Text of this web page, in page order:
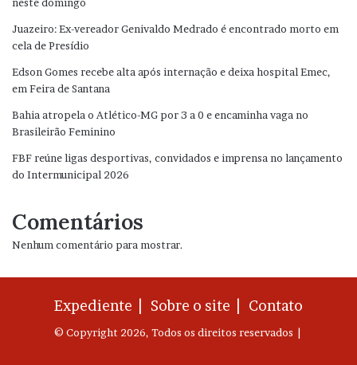
neste domingo
Juazeiro: Ex-vereador Genivaldo Medrado é encontrado morto em
cela de Presídio
Edson Gomes recebe alta após internação e deixa hospital Emec,
em Feira de Santana
Bahia atropela o Atlético-MG por 3 a 0 e encaminha vaga no
Brasileirão Feminino
FBF reúne ligas desportivas, convidados e imprensa no lançamento
do Intermunicipal 2026
Comentários
Nenhum comentário para mostrar.
Expediente | Sobre o site | Contato
© Copyright 2026, Todos os direitos reservados |